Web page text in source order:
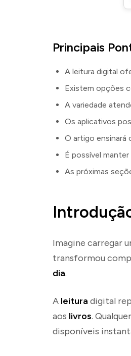
Principais
A leitura digital
Existem opções
A variedade
Os aplicativos
O artigo ensinará
É possível
As próximas
Imagine carregar
transformou
dia.
A leitura digital
aos livros.
disponíveis